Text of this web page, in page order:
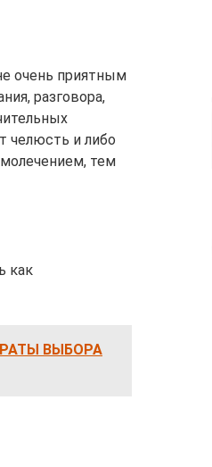
очень приятным
разговора,
челюсть и либо
тем
как
ВЫБОРА